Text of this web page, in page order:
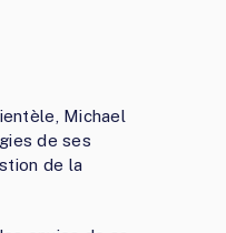
Michael
de ses
de la